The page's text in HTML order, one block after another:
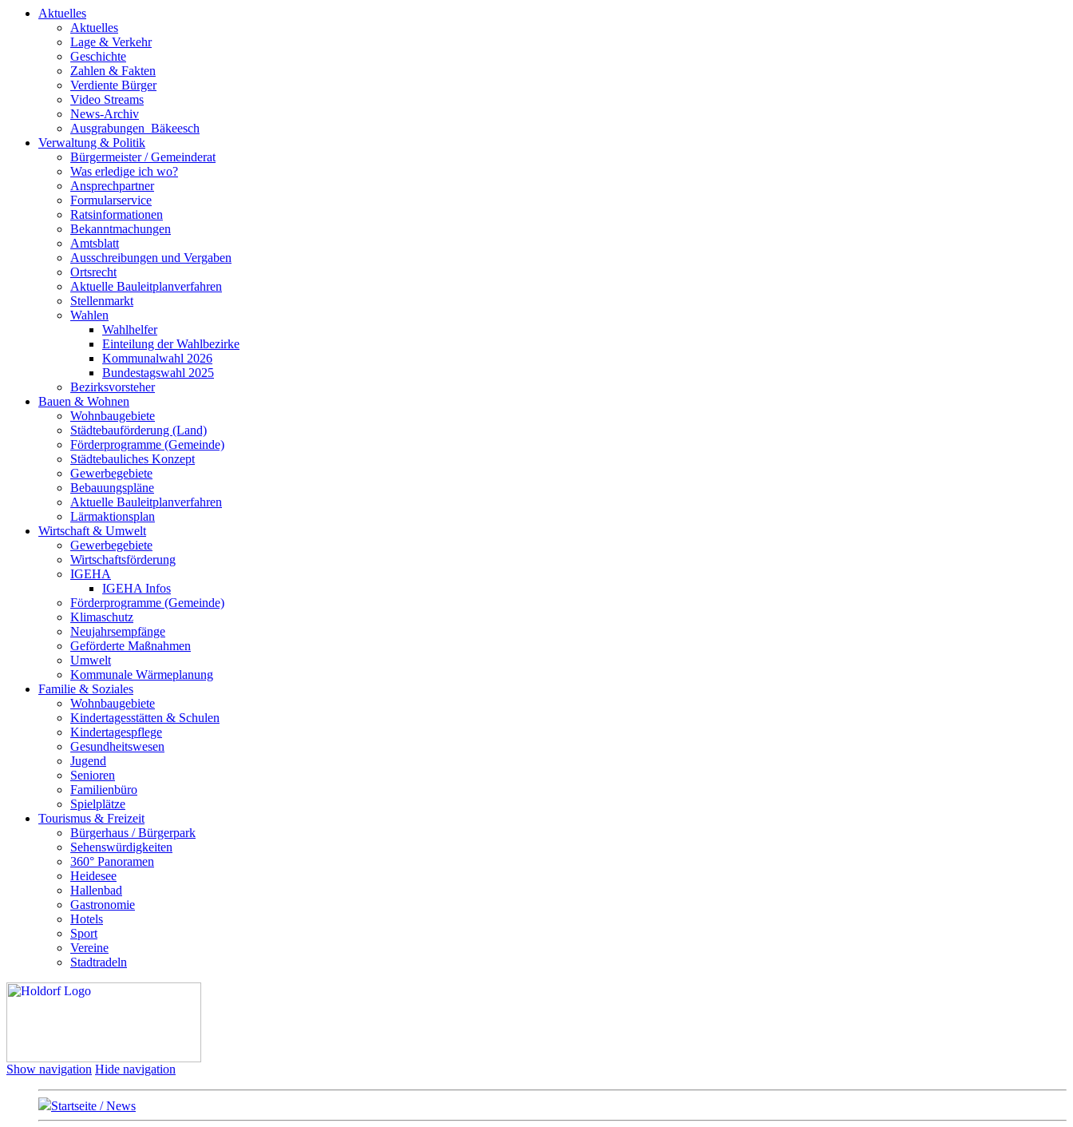
Aktuelles
Aktuelles
Lage & Verkehr
Geschichte
Zahlen & Fakten
Verdiente Bürger
Video Streams
News-Archiv
Ausgrabungen_Bäkeesch
Verwaltung & Politik
Bürgermeister / Gemeinderat
Was erledige ich wo?
Ansprechpartner
Formularservice
Ratsinformationen
Bekanntmachungen
Amtsblatt
Ausschreibungen und Vergaben
Ortsrecht
Aktuelle Bauleitplanverfahren
Stellenmarkt
Wahlen
Wahlhelfer
Einteilung der Wahlbezirke
Kommunalwahl 2026
Bundestagswahl 2025
Bezirksvorsteher
Bauen & Wohnen
Wohnbaugebiete
Städtebauförderung (Land)
Förderprogramme (Gemeinde)
Städtebauliches Konzept
Gewerbegebiete
Bebauungspläne
Aktuelle Bauleitplanverfahren
Lärmaktionsplan
Wirtschaft & Umwelt
Gewerbegebiete
Wirtschaftsförderung
IGEHA
IGEHA Infos
Förderprogramme (Gemeinde)
Klimaschutz
Neujahrsempfänge
Geförderte Maßnahmen
Umwelt
Kommunale Wärmeplanung
Familie & Soziales
Wohnbaugebiete
Kindertagesstätten & Schulen
Kindertagespflege
Gesundheitswesen
Jugend
Senioren
Familienbüro
Spielplätze
Tourismus & Freizeit
Bürgerhaus / Bürgerpark
Sehenswürdigkeiten
360° Panoramen
Heidesee
Hallenbad
Gastronomie
Hotels
Sport
Vereine
Stadtradeln
Show navigation Hide navigation
Startseite / News